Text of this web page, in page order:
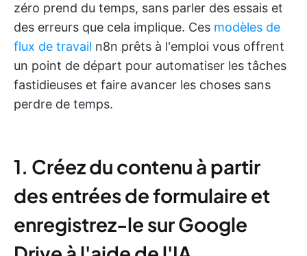
zéro prend du temps, sans parler des essais et
des erreurs que cela implique. Ces modèles de
flux de travail n8n prêts à l'emploi vous offrent
un point de départ pour automatiser les tâches
fastidieuses et faire avancer les choses sans
perdre de temps.
1. Créez du contenu à partir
des entrées de formulaire et
enregistrez-le sur Google